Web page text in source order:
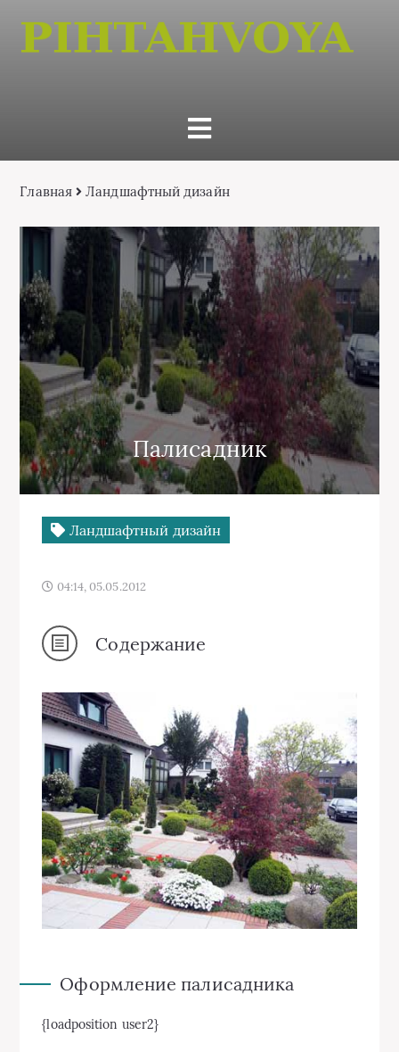
Главная Ландшафтный дизайн
Палисадник
Ландшафтный дизайн
04:14, 05.05.2012
Содержание
Оформление палисадника
{loadposition user2}